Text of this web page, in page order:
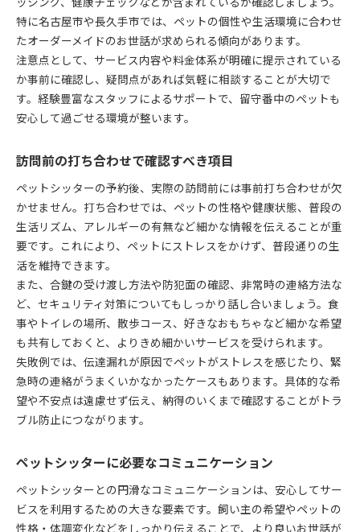
特に名古屋市や長久手市では、ペットの個性や生活環境に合わせ
たオーダーメイドのお世話が求められる傾向があります。
注意点として、サービス内容や料金体系が明確に提示されている
か事前に確認し、疑問点があれば気軽に相談することが大切で
す。経験豊富なスタッフによるサポートで、留守番中のペットも
安心して過ごせる環境が整います。
訪問前の打ち合わせで確認すべき項目
ペットシッターの予約後、実際の訪問前には事前打ち合わせが欠
かせません。打ち合わせでは、ペットの性格や健康状態、普段の
生活リズム、アレルギーの有無など細かな情報を伝えることが重
要です。これにより、ペットにストレスをかけず、普段通りの生
活を維持できます。
また、合鍵の受け渡し方法や防犯面の確認、非常時の連絡方法な
ど、セキュリティ対策についてもしっかり話し合いましょう。食
事やトイレの場所、散歩コース、好きなおもちゃなど細かな希望
も共有しておくと、よりきめ細かいサービスを受けられます。
失敗例では、伝達漏れが原因でペットがストレスを感じたり、緊
急時の連絡がうまくいかなかったケースもあります。具体的な希
望や不安点は遠慮せず伝え、納得のいくまで確認することがトラ
ブル防止につながります。
ペットシッターに必要なコミュニケーション
ペットシッターとの円滑なコミュニケーションは、安心してサー
ビスを利用するための大きな要素です。飼い主の希望やペットの
性格・体調変化などをしっかり伝えることで、より良いお世話が